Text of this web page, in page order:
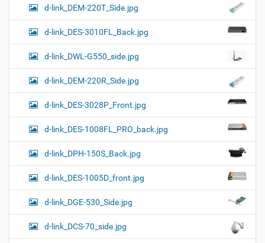
d-link_DEM-220T_Side.jpg
d-link_DES-3010FL_Back.jpg
d-link_DWL-G550_side.jpg
d-link_DEM-220R_Side.jpg
d-link_DES-3028P_Front.jpg
d-link_DES-1008FL_PRO_back.jpg
d-link_DPH-150S_Back.jpg
d-link_DES-1005D_front.jpg
d-link_DGE-530_Side.jpg
d-link_DCS-70_side.jpg